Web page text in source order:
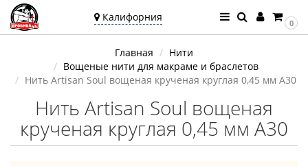
Калифорния
Калифорния
Угадали?
0
Главная
Нити
Вощеные нити для макраме и браслетов
Нить Artisan Soul вощеная крученая круглая 0,45 мм A30
Нить Artisan Soul вощеная
крученая круглая 0,45 мм A30